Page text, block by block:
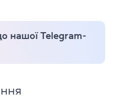
нашої Telegram-